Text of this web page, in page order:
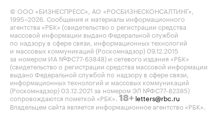
© ООО «БИЗНЕСПРЕСС», АО «РОСБИЗНЕСКОНСАЛТИНГ»,
1995–2026. Сообщения и материалы информационного
агентства «РБК» (свидетельство о регистрации средства
массовой информации выдано Федеральной службой
по надзору в сфере связи, информационных технологий
и массовых коммуникаций (Роскомнадзор) 09.12.2015
за номером ИА №ФС77-63848) и сетевого издания «РБК»
(свидетельство о регистрации средства массовой информации
выдано Федеральной службой по надзору в сфере связи,
информационных технологий и массовых коммуникаций
(Роскомнадзор) 03.12.2021 за номером ЭЛ №ФС77-82385)
сопровождаются пометкой «РБК». 18+ letters@rbc.ru
Владельцем сайта является информационное агентство «РБК».